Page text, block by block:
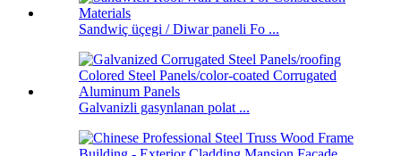
Sandwiç üçegi / Diwar paneli Fo ...
Galvanizli gasynlanan polat ...